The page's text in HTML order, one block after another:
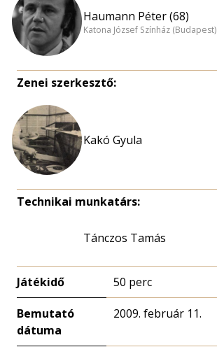
Haumann Péter (68)
Katona József Színház (Budapest)
Zenei szerkesztő:
Kakó Gyula
Technikai munkatárs:
Tánczos Tamás
Játékidő 50 perc
Bemutató
dátuma
2009. február 11.